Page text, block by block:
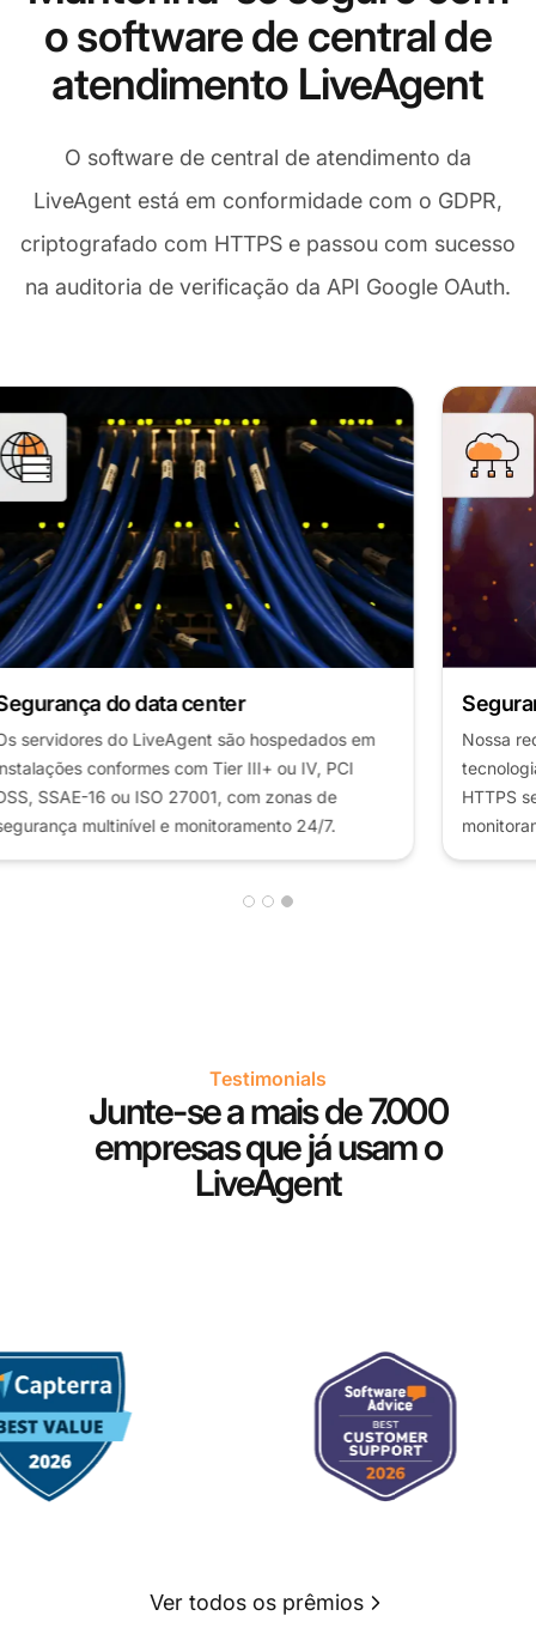
o software de central de
atendimento LiveAgent
O software de central de atendimento da
LiveAgent está em conformidade com o GDPR,
criptografado com HTTPS e passou com sucesso
na auditoria de verificação da API Google OAuth.
Segurança de rede
Nossa rede é protegida por firewalls redundantes,
tecnologia de roteador de ponta, transporte
HTTPS seguro e tecnologias IDS/IPS que
monitoram e bloqueiam tráfego malicioso.
Testimonials
Junte-se a mais de 7.000
empresas que já usam o
LiveAgent
Ver todos os prêmios